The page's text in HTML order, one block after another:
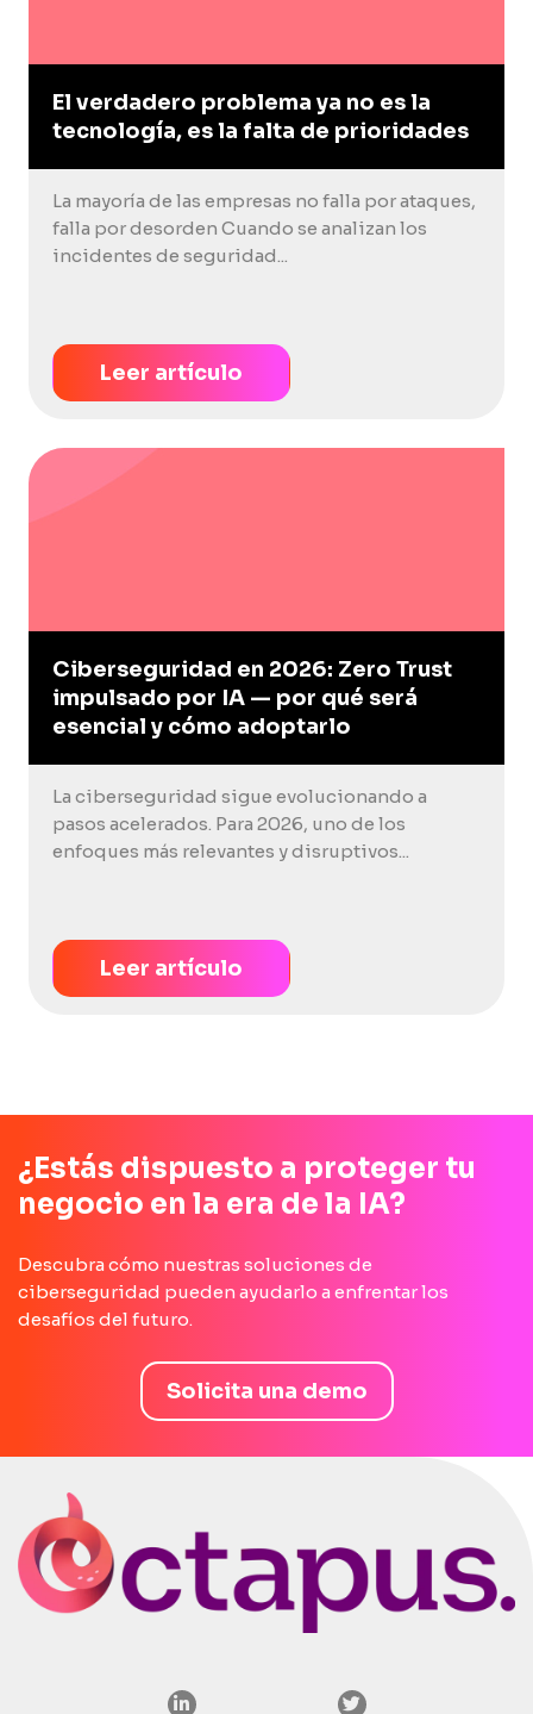
El verdadero problema ya no es la
tecnología, es la falta de prioridades
La mayoría de las empresas no falla por ataques,
falla por desorden Cuando se analizan los
incidentes de seguridad...
Leer artículo
Ciberseguridad en 2026: Zero Trust
impulsado por IA — por qué será
esencial y cómo adoptarlo
La ciberseguridad sigue evolucionando a
pasos acelerados. Para 2026, uno de los
enfoques más relevantes y disruptivos...
Leer artículo
¿Estás dispuesto a proteger tu
negocio en la era de la IA?
Descubra cómo nuestras soluciones de
ciberseguridad pueden ayudarlo a enfrentar los
desafíos del futuro.
Solicita una demo